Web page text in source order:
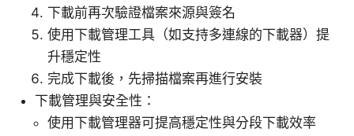
下載前再次驗證檔案來源與簽名
使用下載管理工具（如支持多連線的下載器）提
升穩定性
完成下載後，先掃描檔案再進行安裝
下載管理與安全性：
使用下載管理器可提高穩定性與分段下載效率